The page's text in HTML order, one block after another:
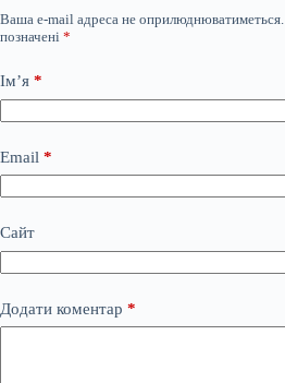
Ваша e-mail адреса не оприлюднюватиметься.
позначені *
Ім’я *
Email *
Сайт
Додати коментар *